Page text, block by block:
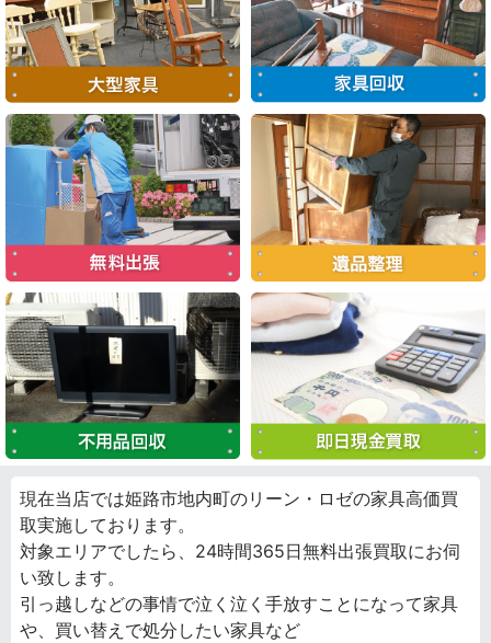
現在当店では姫路市地内町のリーン・ロゼの家具高価買
取実施しております。
対象エリアでしたら、24時間365日無料出張買取にお伺
い致します。
引っ越しなどの事情で泣く泣く手放すことになって家具
や、買い替えで処分したい家具など